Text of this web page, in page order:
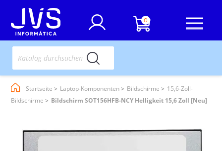
0
Startseite Laptop-Komponenten Bildschirme
15,6-Zoll-
Bildschirme
Bildschirm SOT156HFB-NCY Helligkeit 15,6 Zoll [Neu]